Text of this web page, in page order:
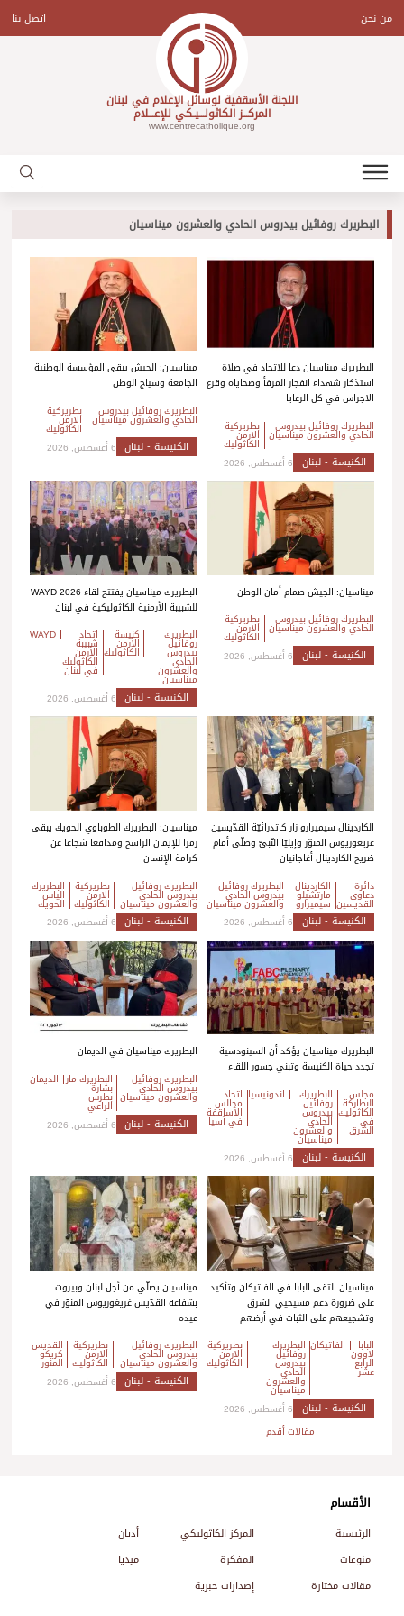
content
من نحن اتصل بنا
اللجنة الأسقفية لوسائل الإعلام في لبنان
المركـــز الكاثولـــيـكي للإعـــلام
www.centrecatholique.org
البطريرك روفائيل بيدروس الحادي والعشرون ميناسيان
البطريرك ميناسيان دعا للاتحاد في صلاة
استذكار شهداء انفجار المرفأ وضحاياه وقرع
الاجراس في كل الرعايا
البطريرك روفائيل بيدروس
الحادي والعشرون ميناسيان
بطريركية
الارمن
الكاثوليك
الكنيسة - لبنان 6 أغسطس, 2026
ميناسيان: الجيش يبقى المؤسسة الوطنية
الجامعة وسياج الوطن
البطريرك روفائيل بيدروس
الحادي والعشرون ميناسيان
بطريركية
الارمن
الكاثوليك
الكنيسة - لبنان 6 أغسطس, 2026
ميناسيان: الجيش صمام أمان الوطن
البطريرك روفائيل بيدروس
الحادي والعشرون ميناسيان
بطريركية
الارمن
الكاثوليك
الكنيسة - لبنان 6 أغسطس, 2026
البطريرك ميناسيان يفتتح لقاء WAYD 2026
للشبيبة الأرمنية الكاثوليكية في لبنان
البطريرك
روفائيل
بيدروس
الحادي
والعشرون
ميناسيان
كنيسة
الأرمن
الكاثوليك
اتحاد
شبيبة
الأرمن
الكاثوليك
في لبنان
WAYD
الكنيسة - لبنان 6 أغسطس, 2026
الكاردينال سيميرارو زار كاتدرائيّة القدّيسين
غريغوريوس المنوّر وإيليّا النّبيّ وصلّى أمام
ضريح الكاردينال أغاجانيان
دائرة
دعاوى
القديسين
الكاردينال
مارتشيلو
سيميرارو
البطريرك روفائيل
بيدروس الحادي
والعشرون ميناسيان
الكنيسة - لبنان 6 أغسطس, 2026
ميناسيان: البطريرك الطوباوي الحويك يبقى
رمزا للإيمان الراسخ ومدافعا شجاعا عن
كرامة الإنسان
البطريرك روفائيل
بيدروس الحادي
والعشرون ميناسيان
بطريركية
الارمن
الكاثوليك
البطريرك
الياس
الحويك
الكنيسة - لبنان 6 أغسطس, 2026
البطريرك ميناسيان يؤكد أن السينودسية
تجدد حياة الكنيسة وتبني جسور اللقاء
مجلس
البطاركة
الكاثوليك
في
الشرق
البطريرك
روفائيل
بيدروس
الحادي
والعشرون
ميناسيان
اندونيسيا اتحاد
مجالس
الأساقفة
في آسيا
الكنيسة - لبنان 6 أغسطس, 2026
البطريرك ميناسيان في الديمان
البطريرك روفائيل
بيدروس الحادي
والعشرون ميناسيان
البطريرك مار
بشارة
بطرس
الراعي
الديمان
الكنيسة - لبنان 6 أغسطس, 2026
ميناسيان التقى البابا في الفاتيكان وتأكيد
على ضرورة دعم مسيحيي الشرق
وتشجيعهم على الثبات في أرضهم
البابا
لاوون
الرابع
عشر
الفاتيكان البطريرك
روفائيل
بيدروس
الحادي
والعشرون
ميناسيان
بطريركية
الارمن
الكاثوليك
الكنيسة - لبنان 6 أغسطس, 2026
ميناسيان يصلّي من أجل لبنان وبيروت
بشفاعة القدّيس غريغوريوس المنوّر في
عيده
البطريرك روفائيل
بيدروس الحادي
والعشرون ميناسيان
بطريركية
الارمن
الكاثوليك
القديس
كريكو
المنور
الكنيسة - لبنان 6 أغسطس, 2026
مقالات أقدم
الأقسام
الرئيسية المركز الكاثوليكي
أديان
منوعات
المفكرة
ميديا
مقالات مختارة
إصدارات حبرية